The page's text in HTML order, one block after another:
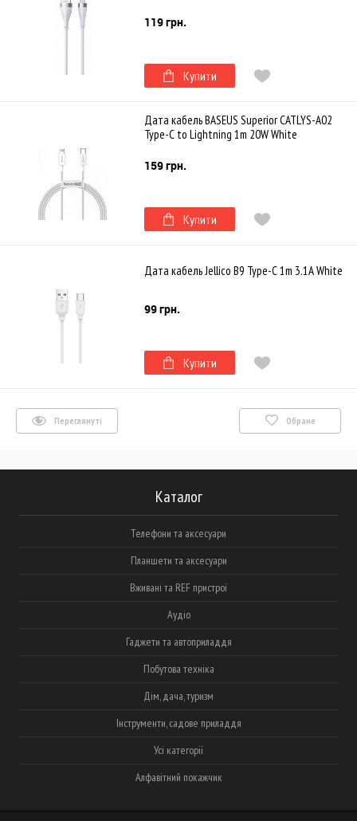
119 грн.
Купити
Дата кабель BASEUS Superior CATLYS-A02
Type-C to Lightning 1m 20W White
159 грн.
Купити
Дата кабель Jellico B9 Type-C 1m 3.1A White
99 грн.
Купити
Переглянуті Обране
Каталог
Телефони та аксесуари
Планшети та аксесуари
Вживані та REF пристрої
Аудіо
Гаджети та автоприладдя
Побутова техніка
Дім, дача, туризм
Інструменти, садове приладдя
Усі категорії
Алфавітний покажчик